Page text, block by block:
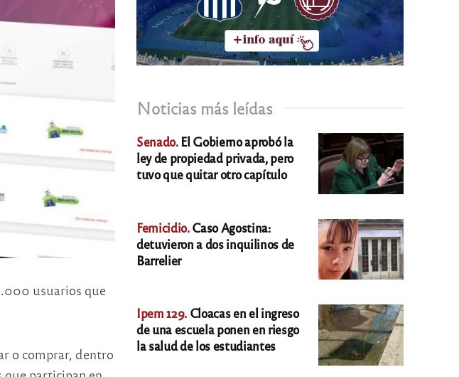
usuarios que
o comprar, dentro
Noticias más leídas
Senado.El Gobierno aprobó la
ley de propiedad privada, pero
tuvo que quitar otro capítulo
Femicidio.Caso Agostina:
detuvieron a dos inquilinos de
Barrelier
Ipem 129. Cloacas en el ingreso
de una escuela ponen en riesgo
la salud de los estudiantes